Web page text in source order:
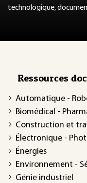
technologique,
Ressources
Automatique -
Biomédical -
Construction et
Électronique -
Énergies
Environnement -
Génie industriel